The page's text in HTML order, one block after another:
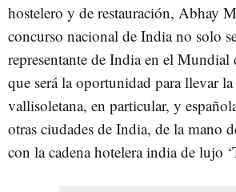
hostelero y de restauración, Abhay
concurso nacional de India no solo
representante de India en el
que será la oportunidad para llevar
vallisoletana, en particular, y
otras ciudades de India, de la mano
con la cadena hotelera india de lujo